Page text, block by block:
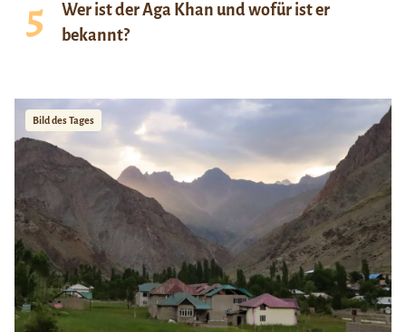
Wer ist der Aga Khan und wofür ist er
bekannt?
Bild des Tages